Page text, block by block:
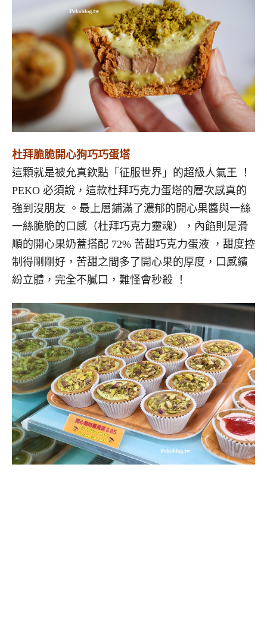
杜拜脆脆開心狗巧巧蛋塔
這顆就是被允真欽點「征服世界」的超級人氣王 ！
PEKO 必須說，這款杜拜巧克力蛋塔的層次感真的
強到沒朋友 。最上層鋪滿了濃郁的開心果醬與一絲
一絲脆脆的口感（杜拜巧克力靈魂），內餡則是滑
順的開心果奶蓋搭配 72% 苦甜巧克力蛋液 ，甜度控
制得剛剛好，苦甜之間多了開心果的厚度，口感繽
紛立體，完全不膩口，難怪會秒殺 ！